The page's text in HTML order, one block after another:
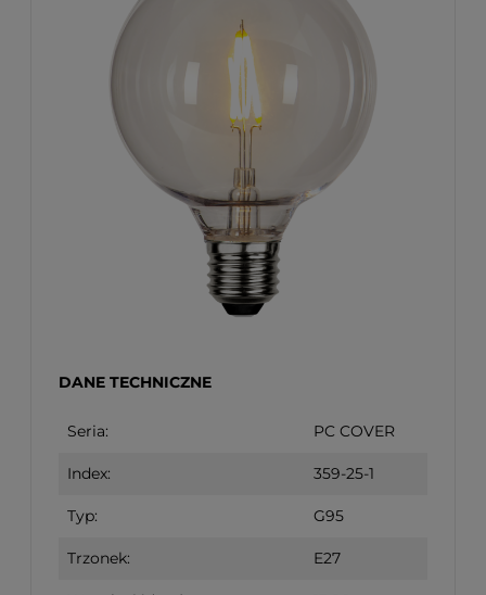
DANE TECHNICZNE
Seria: PC COVER
Index: 359-25-1
Typ: G95
Trzonek: E27